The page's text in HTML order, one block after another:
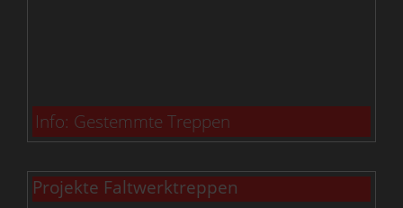
Info: Gestemmte Treppen
Projekte Faltwerktreppen